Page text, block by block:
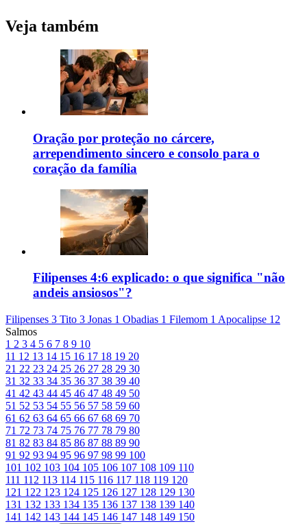
Veja também
Oração por proteção no cárcere,
arrependimento sincero e consolo para o
coração da família
Filipenses 4:6 explicado: o que significa "não
andeis ansiosos"?
Filipenses 3 Tito 3 Jonas 1 Obadias 1 Filemom 1 Apocalipse 12
Salmos
1 2 3 4 5 6 7 8 9 10
11 12 13 14 15 16 17 18 19 20
21 22 23 24 25 26 27 28 29 30
31 32 33 34 35 36 37 38 39 40
41 42 43 44 45 46 47 48 49 50
51 52 53 54 55 56 57 58 59 60
61 62 63 64 65 66 67 68 69 70
71 72 73 74 75 76 77 78 79 80
81 82 83 84 85 86 87 88 89 90
91 92 93 94 95 96 97 98 99 100
101 102 103 104 105 106 107 108 109 110
111 112 113 114 115 116 117 118 119 120
121 122 123 124 125 126 127 128 129 130
131 132 133 134 135 136 137 138 139 140
141 142 143 144 145 146 147 148 149 150